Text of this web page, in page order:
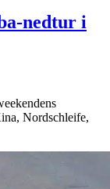
nedtur i
Nordschleife,